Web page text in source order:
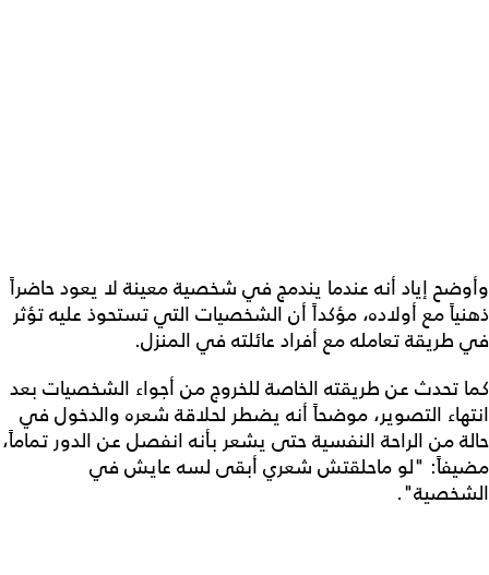
وأوضح إياد أنه عندما يندمج في شخصية معينة لا يعود حاضراً
ذهنياً مع أولاده، مؤكداً أن الشخصيات التي تستحوذ عليه تؤثر
في طريقة تعامله مع أفراد عائلته في المنزل.
كما تحدث عن طريقته الخاصة للخروج من أجواء الشخصيات بعد
انتهاء التصوير، موضحاً أنه يضطر لحلاقة شعره والدخول في
حالة من الراحة النفسية حتى يشعر بأنه انفصل عن الدور تماماً،
مضيفاً: "لو ماحلقتش شعري أبقى لسه عايش في
الشخصية".